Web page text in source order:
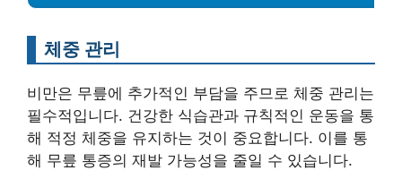
체중 관리
비만은 무릎에 추가적인 부담을 주므로 체중 관리는
필수적입니다. 건강한 식습관과 규칙적인 운동을 통
해 적정 체중을 유지하는 것이 중요합니다. 이를 통
해 무릎 통증의 재발 가능성을 줄일 수 있습니다.